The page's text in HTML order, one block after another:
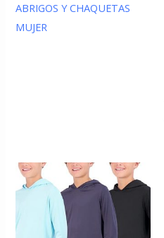
ABRIGOS Y CHAQUETAS
MUJER